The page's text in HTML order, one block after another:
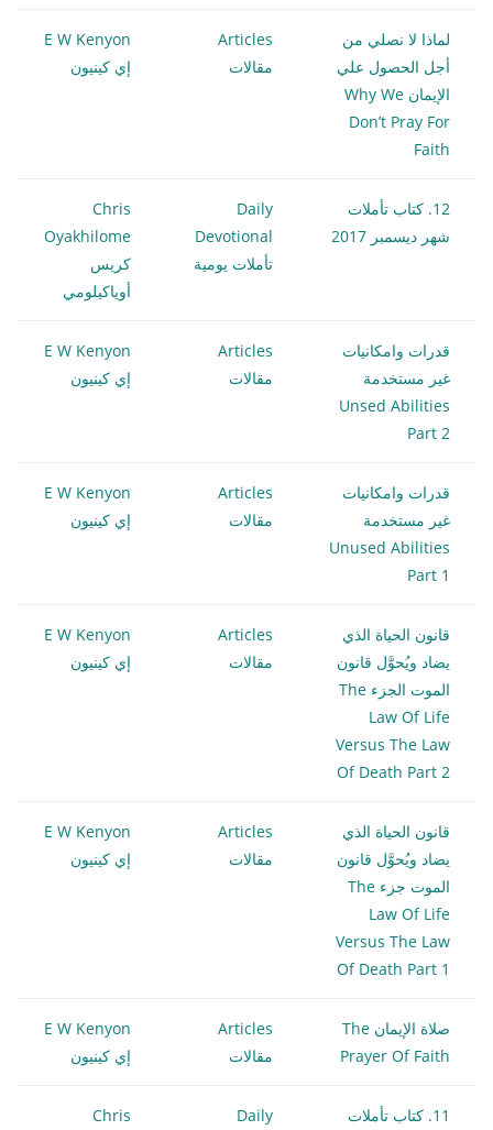
لماذا لا نصلي من
أجل الحصول علي
الإيمان Why We
Don’t Pray For
Faith
Articles
مقالات
E W Kenyon
إي كينيون
12. كتاب تأملات
شهر ديسمبر 2017
Daily
Devotional
تأملات يومية
Chris
Oyakhilome
كريس
أوياكيلومي
قدرات وامكانيات
غير مستخدمة
Unsed Abilities
Part 2
Articles
مقالات
E W Kenyon
إي كينيون
قدرات وامكانيات
غير مستخدمة
Unused Abilities
Part 1
Articles
مقالات
E W Kenyon
إي كينيون
قانون الحياة الذي
يضاد ويُحوَّل قانون
الموت الجزء The
Law Of Life
Versus The Law
Of Death Part 2
Articles
مقالات
E W Kenyon
إي كينيون
قانون الحياة الذي
يضاد ويُحوَّل قانون
الموت جزء The
Law Of Life
Versus The Law
Of Death Part 1
Articles
مقالات
E W Kenyon
إي كينيون
صلاة الإيمان The
Prayer Of Faith
Articles
مقالات
E W Kenyon
إي كينيون
11. كتاب تأملات
Daily
Chris